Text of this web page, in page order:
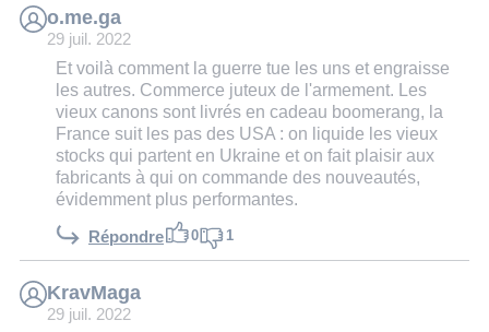
o.me.ga
29 juil. 2022
Et voilà comment la guerre tue les uns et engraisse
les autres. Commerce juteux de l'armement. Les
vieux canons sont livrés en cadeau boomerang, la
France suit les pas des USA : on liquide les vieux
stocks qui partent en Ukraine et on fait plaisir aux
fabricants à qui on commande des nouveautés,
évidemment plus performantes.
Répondre 0 1
KravMaga
29 juil. 2022